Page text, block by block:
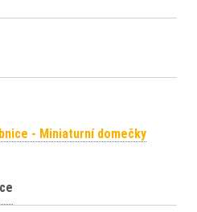
- Miniaturní domečky